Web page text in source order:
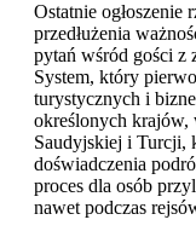
Ostatnie ogłoszenie
przedłużenia
pytań wśród gości z
System, który
turystycznych i
określonych
Saudyjskiej i Turcji,
doświadczenia
proces dla osób
nawet podczas